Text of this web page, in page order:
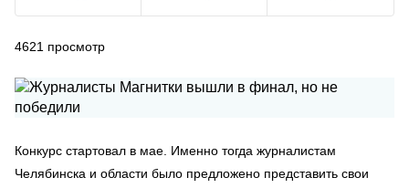
4621 просмотр
Конкурс стартовал в мае. Именно тогда журналистам
Челябинска и области было предложено представить свои